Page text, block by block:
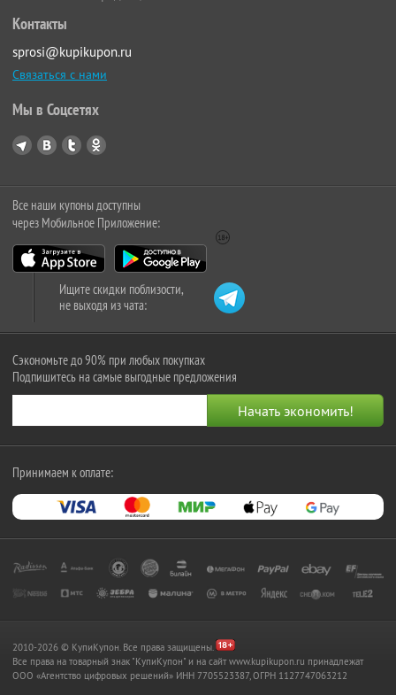
Контакты
sprosi@kupikupon.ru
Связаться с нами
Мы в Соцсетях
Все наши купоны доступны
через Мобильное Приложение:
Ищите скидки поблизости,
не выходя из чата:
Сэкономьте до 90% при любых покупках
Подпишитесь на самые выгодные предложения
Принимаем к оплате:
2010-2026 © КупиКупон. Все права защищены.
Все права на товарный знак "КупиКупон" и на сайт www.kupikupon.ru принадлежат
OOO «Агентство цифровых решений» ИНН 7705523387, ОГРН 1127747063212